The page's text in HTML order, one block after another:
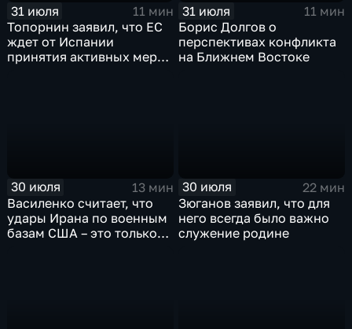
31 июля
11 мин
Топорнин заявил, что ЕС
ждет от Испании
принятия активных мер
31 июля
11 мин
Борис Долгов о
перспективах конфликта
на Ближнем Востоке
30 июля
13 мин
Василенко считает, что
удары Ирана по военным
базам США – это только
30 июля
22 мин
Зюганов заявил, что для
него всегда было важно
служение родине